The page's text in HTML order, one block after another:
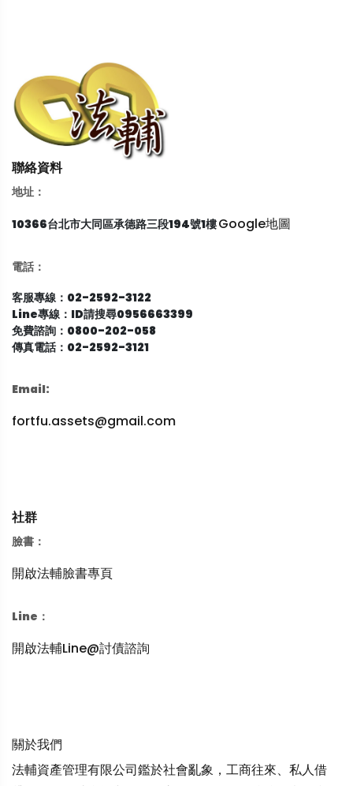
聯絡資料
地址：
10366台北市大同區承德路三段194號1樓Google地圖
電話：
客服專線：02-2592-3122
Line專線：ID請搜尋0956663399
免費諮詢：0800-202-058
傳真電話：02-2592-3121
Email:
fortfu.assets@gmail.com
社群
臉書：
開啟法輔臉書專頁
Line：
開啟法輔Line@討債諮詢
關於我們
法輔資產管理有限公司鑑於社會亂象，工商往來、私人借